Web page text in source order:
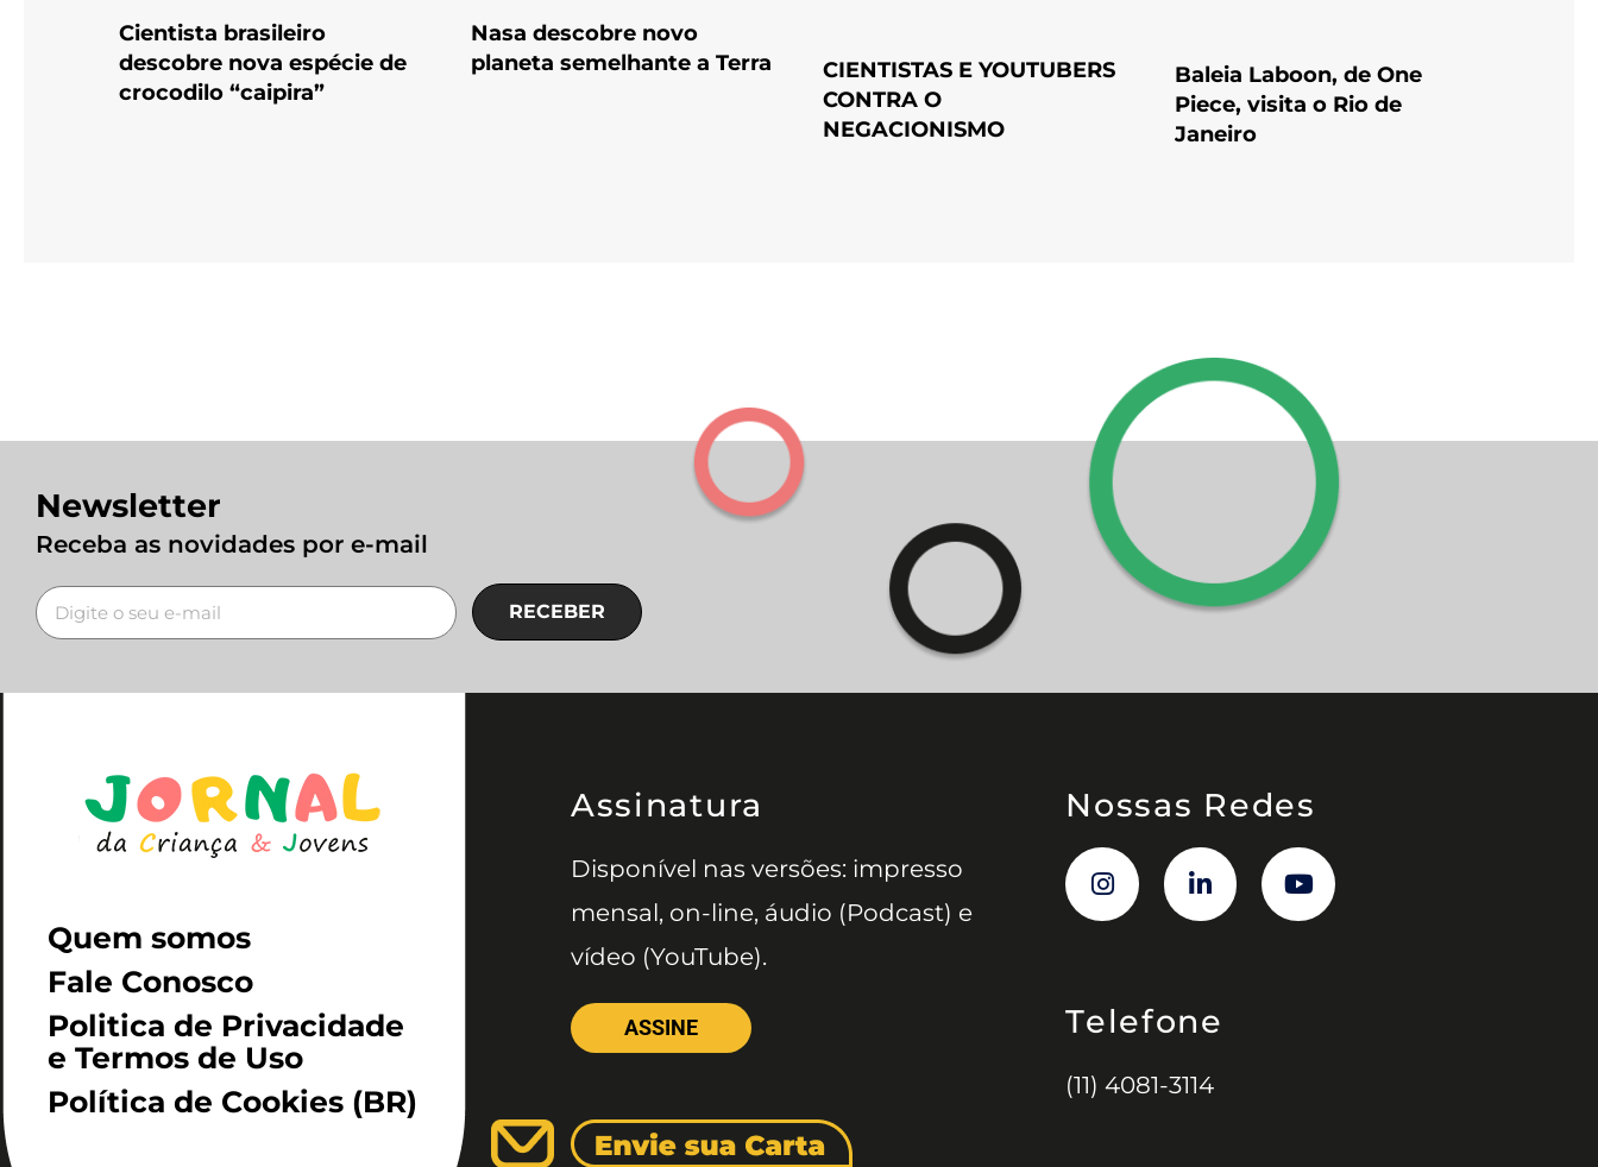
Cientista brasileiro
descobre nova espécie de
crocodilo “caipira”
Nasa descobre novo
planeta semelhante a Terra
CIENTISTAS E YOUTUBERS
CONTRA O
NEGACIONISMO
Baleia Laboon, de One
Piece, visita o Rio de
Janeiro
Newsletter
Receba as novidades por e-mail
RECEBER
Quem somos
Fale Conosco
Politica de Privacidade
e Termos de Uso
Política de Cookies (BR)
Assinatura
Disponível nas versões: impresso
mensal, on-line, áudio (Podcast) e
vídeo (YouTube).
ASSINE
Nossas Redes
Telefone
(11) 4081-3114